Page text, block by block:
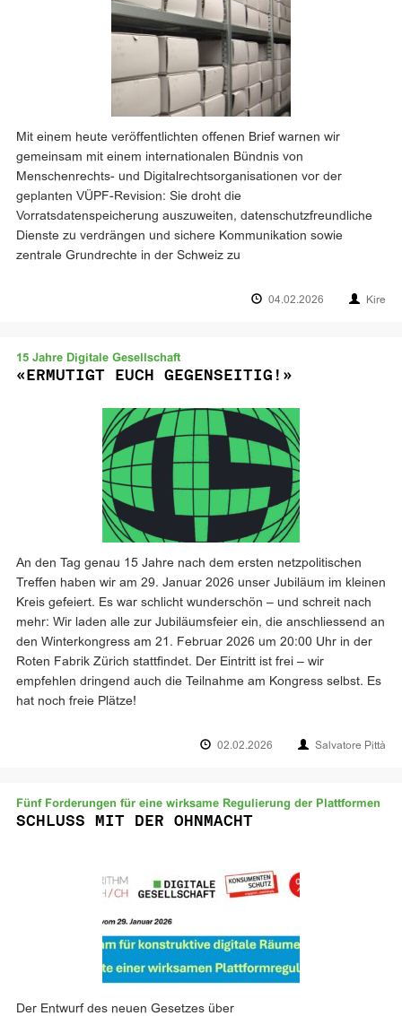
Mit einem heute veröffentlichten offenen Brief warnen wir
gemeinsam mit einem internationalen Bündnis von
Menschenrechts- und Digitalrechts­organisationen vor der
geplanten VÜPF-Revision: Sie droht die
Vorratsdatenspeicherung auszuweiten, datenschutzfreundliche
Dienste zu verdrängen und sichere Kommunikation sowie
zentrale Grundrechte in der Schweiz zu
04.02.2026 Kire
15 Jahre Digitale Gesellschaft
«ERMUTIGT EUCH GEGENSEITIG!»
An den Tag genau 15 Jahre nach dem ersten netzpolitischen
Treffen haben wir am 29. Januar 2026 unser Jubiläum im kleinen
Kreis gefeiert. Es war schlicht wunderschön – und schreit nach
mehr: Wir laden alle zur Jubiläumsfeier ein, die anschliessend an
den Winterkongress am 21. Februar 2026 um 20:00 Uhr in der
Roten Fabrik Zürich stattfindet. Der Eintritt ist frei – wir
empfehlen dringend auch die Teilnahme am Kongress selbst. Es
hat noch freie Plätze!
02.02.2026 Salvatore Pittà
Fünf Forderungen für eine wirksame Regulierung der Plattformen
SCHLUSS MIT DER OHNMACHT
Der Entwurf des neuen Gesetzes über